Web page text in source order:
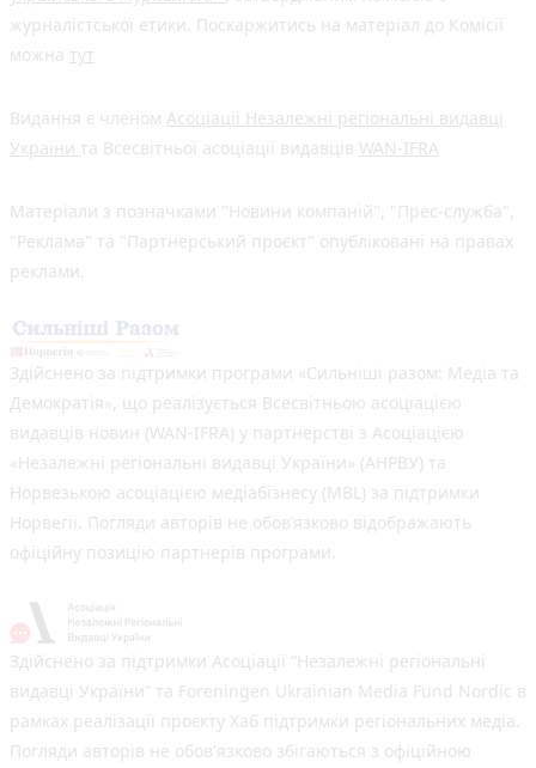
журналістської етики. Поскаржитись на матеріал до Комісії
можна тут
Видання є членом Асоціації Незалежні регіональні видавці
України та Всесвітньої асоціації видавців WAN-IFRA
Матеріали з позначками "Новини компаній", "Прес-служба",
"Реклама" та "Партнерський проєкт" опубліковані на правах
реклами.
Здійснено за підтримки програми «Сильніші разом: Медіа та
Демократія», що реалізується Всесвітньою асоціацією
видавців новин (WAN-IFRA) у партнерстві з Асоціацією
«Незалежні регіональні видавці України» (АНРВУ) та
Норвезькою асоціацією медіабізнесу (MBL) за підтримки
Норвегії. Погляди авторів не обов’язково відображають
офіційну позицію партнерів програми.
Здійснено за підтримки Асоціації “Незалежні регіональні
видавці України” та Foreningen Ukrainian Media Fund Nordic в
рамках реалізації проєкту Хаб підтримки регіональних медіа.
Погляди авторів не обов'язково збігаються з офіційною